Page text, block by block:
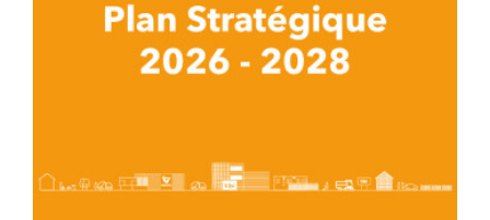
de délicieux repas conviviaux (quiches, frittatas,
cakes salés...).